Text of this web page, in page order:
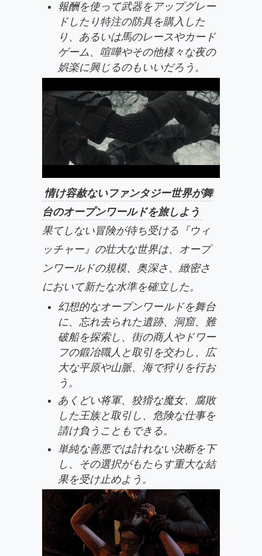
報酬を使って武器をアップグレー
ドしたり特注の防具を購入した
り、あるいは馬のレースやカード
ゲーム、喧嘩やその他様々な夜の
娯楽に興じるのもいいだろう。
情け容赦ないファンタジー世界が舞
台のオープンワールドを旅しよう
果てしない冒険が待ち受ける『ウィ
ッチャー』の壮大な世界は、オープ
ンワールドの規模、奥深さ、緻密さ
において新たな水準を確立した。
幻想的なオープンワールドを舞台
に、忘れ去られた遺跡、洞窟、難
破船を探索し、街の商人やドワー
フの鍛冶職人と取引を交わし、広
大な平原や山脈、海で狩りを行お
う。
あくどい将軍、狡猾な魔女、腐敗
した王族と取引し、危険な仕事を
請け負うこともできる。
単純な善悪では計れない決断を下
し、その選択がもたらす重大な結
果を受け止めよう。